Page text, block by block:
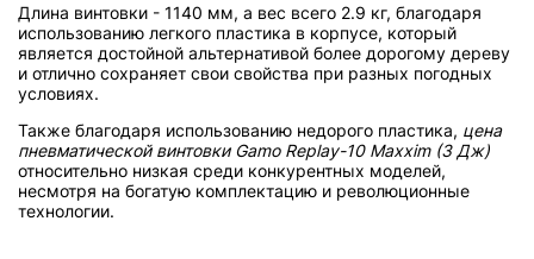
Длина винтовки - 1140 мм, а вес всего 2.9 кг, благодаря
использованию легкого пластика в корпусе, который
является достойной альтернативой более дорогому дереву
и отлично сохраняет свои свойства при разных погодных
условиях.
Также благодаря использованию недорого пластика, цена
пневматической винтовки Gamo Replay-10 Maxxim (3 Дж)
относительно низкая среди конкурентных моделей,
несмотря на богатую комплектацию и революционные
технологии.